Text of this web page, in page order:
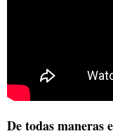
De todas maneras